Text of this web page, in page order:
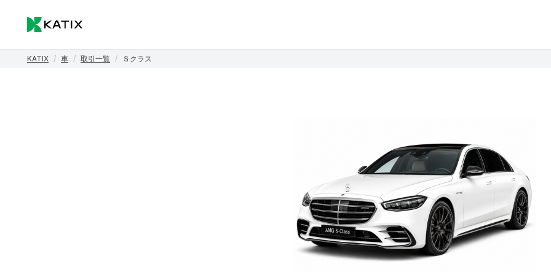
KATIX / 車 / 取引一覧 / Ｓクラス